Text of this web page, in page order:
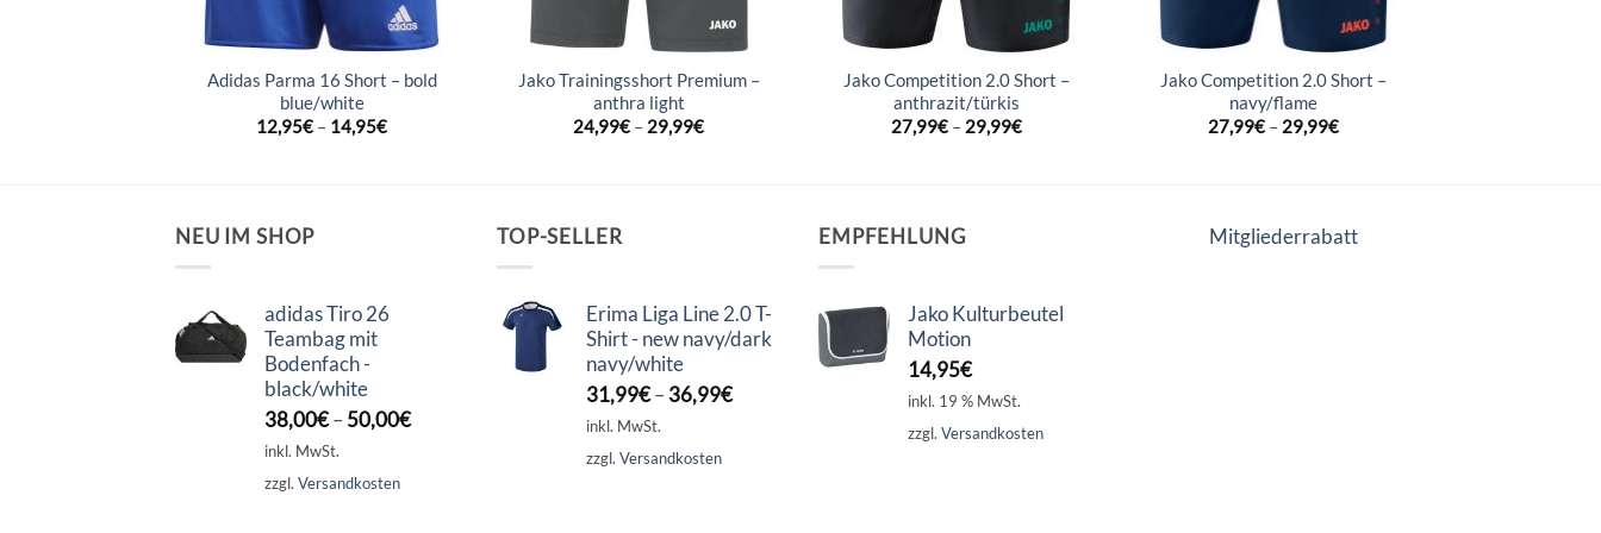
Adidas Parma 16 Short – bold
blue/white
12,95€ – 14,95€
Jako Trainingsshort Premium –
anthra light
24,99€ – 29,99€
Jako Competition 2.0 Short –
anthrazit/türkis
27,99€– 29,99€
Jako Competition 2.0 Short –
navy/flame
27,99€– 29,99€
NEU IM SHOP
adidas Tiro 26
Teambag mit
Bodenfach -
black/white
38,00€– 50,00€
inkl. MwSt.
zzgl. Versandkosten
TOP-SELLER
Erima Liga Line 2.0 T-
Shirt - new navy/dark
navy/white
31,99€– 36,99€
inkl. MwSt.
zzgl. Versandkosten
EMPFEHLUNG
Jako Kulturbeutel
Motion
14,95€
inkl. 19 % MwSt.
zzgl. Versandkosten
Mitgliederrabatt